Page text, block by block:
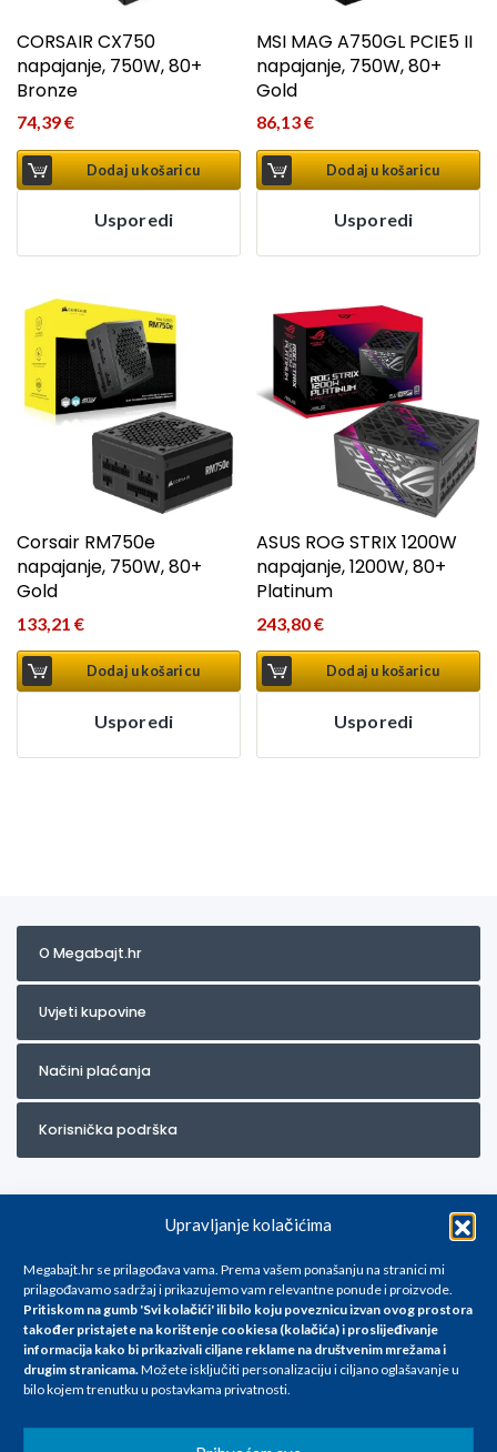
Upravljanje kolačićima
Megabajt.hr se prilagođava vama. Prema vašem ponašanju na stranici mi
prilagođavamo sadržaj i prikazujemo vam relevantne ponude i proizvode.
Pritiskom na gumb 'Svi kolačići' ili bilo koju poveznicu izvan ovog prostora
također pristajete na korištenje cookiesa (kolačića) i proslijeđivanje
informacija kako bi prikazivali ciljane reklame na društvenim mrežama i
drugim stranicama.Možete isključiti personalizaciju i ciljano oglašavanje u
bilo kojem trenutku u postavkama privatnosti.
CORSAIR CX750
napajanje, 750W, 80+
Bronze
74,39€
Dodaj u košaricu
Usporedi
MSI MAG A750GL PCIE5 II
napajanje, 750W, 80+
Gold
86,13€
Dodaj u košaricu
Usporedi
Corsair RM750e
napajanje, 750W, 80+
Gold
133,21 €
Dodaj u košaricu
Usporedi
ASUS ROG STRIX 1200W
napajanje, 1200W, 80+
Platinum
243,80€
Dodaj u košaricu
Usporedi
O Megabajt.hr
Uvjeti kupovine
Načini plaćanja
Korisnička podrška
Za artikle kojih trenutno nema u ponudi obratite nam se na
info@megabajt.hr. Sve cijene su informativnog karaktera i podložne su
promjenama, a
iskazane su za avansno plaćanje(gotovina) u Eurima i uključuju PDV. Sve
se razlikovati od cijena u našim poslovnicama. Trudimo se dati što bolji
i točniji opis i sliku. Unatoč tome, ne možemo garantirati da su svi